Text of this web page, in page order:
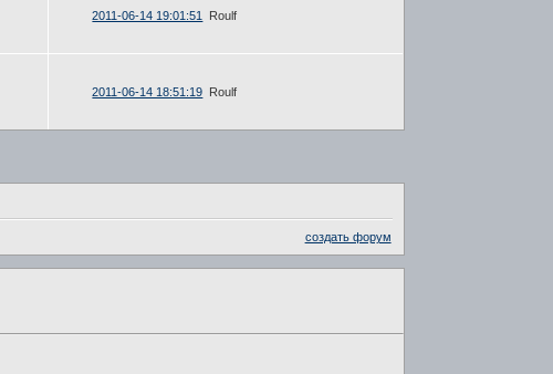
2011-06-14 19:01:51 Roulf
2011-06-14 18:51:19 Roulf
создать форум